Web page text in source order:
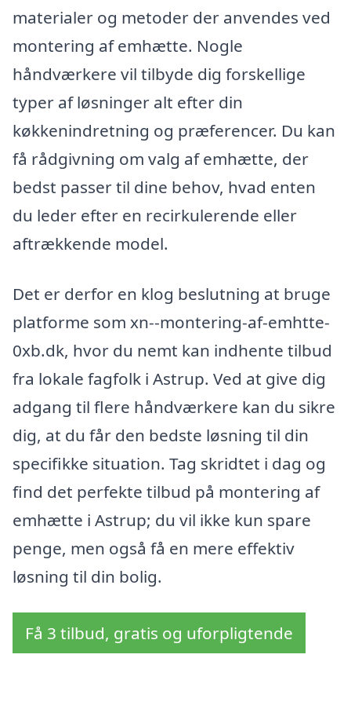
materialer og metoder der anvendes ved
montering af emhætte. Nogle
håndværkere vil tilbyde dig forskellige
typer af løsninger alt efter din
køkkenindretning og præferencer. Du kan
få rådgivning om valg af emhætte, der
bedst passer til dine behov, hvad enten
du leder efter en recirkulerende eller
aftrækkende model.
Det er derfor en klog beslutning at bruge
platforme som xn--montering-af-emhtte-
0xb.dk, hvor du nemt kan indhente tilbud
fra lokale fagfolk i Astrup. Ved at give dig
adgang til flere håndværkere kan du sikre
dig, at du får den bedste løsning til din
specifikke situation. Tag skridtet i dag og
find det perfekte tilbud på montering af
emhætte i Astrup; du vil ikke kun spare
penge, men også få en mere effektiv
løsning til din bolig.
Få 3 tilbud, gratis og uforpligtende